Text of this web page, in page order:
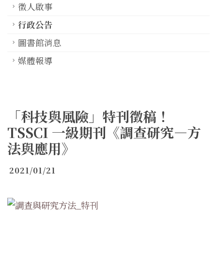
徵人啟事
行政公告
圖書館消息
媒體報導
「科技與風險」特刊徵稿！
TSSCI 一級期刊《調查研究—方
法與應用》
2021/01/21